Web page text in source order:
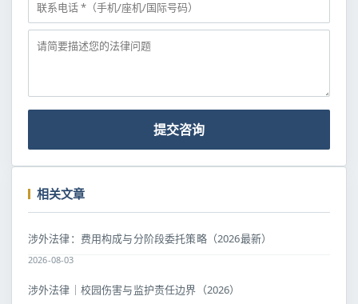
提交咨询
相关文章
涉外法律：费用构成与分阶段委托策略（2026最新）
2026-08-03
涉外法律｜校园伤害与监护责任边界（2026）